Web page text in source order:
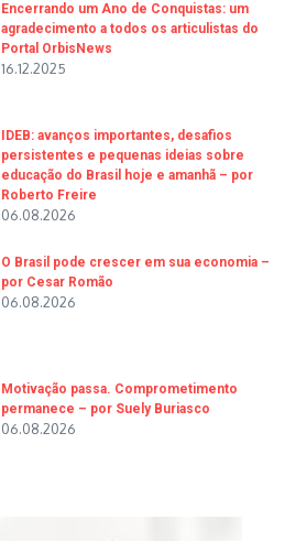
Encerrando um Ano de Conquistas: um
agradecimento a todos os articulistas do
Portal OrbisNews
16.12.2025
IDEB: avanços importantes, desafios
persistentes e pequenas ideias sobre
educação do Brasil hoje e amanhã – por
Roberto Freire
06.08.2026
O Brasil pode crescer em sua economia –
por Cesar Romão
06.08.2026
Motivação passa. Comprometimento
permanece – por Suely Buriasco
06.08.2026